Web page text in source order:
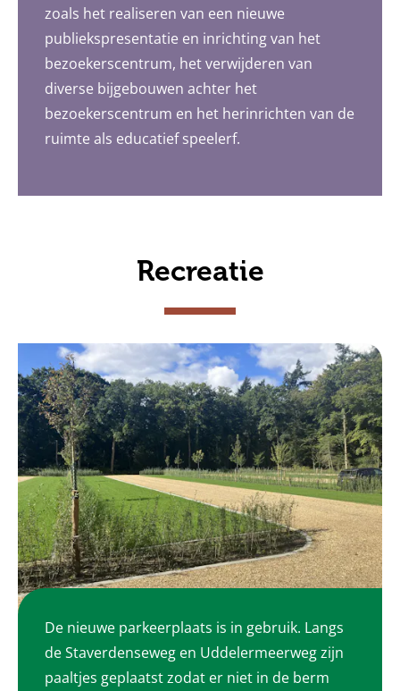
zoals het realiseren van een nieuwe
publiekspresentatie en inrichting van het
bezoekerscentrum, het verwijderen van
diverse bijgebouwen achter het
bezoekerscentrum en het herinrichten van de
ruimte als educatief speelerf.
Recreatie
De nieuwe parkeerplaats is in gebruik. Langs
de Staverdenseweg en Uddelermeerweg zijn
paaltjes geplaatst zodat er niet in de berm